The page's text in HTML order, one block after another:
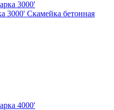
Скамейка бетонная